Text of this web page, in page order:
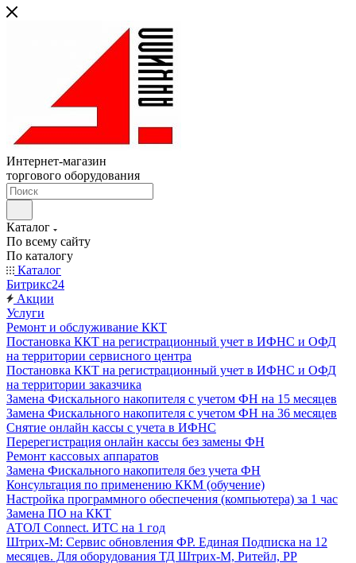
Интернет-магазин
торгового оборудования
Каталог
По всему сайту
По каталогу
Каталог
Битрикс24
Акции
Услуги
Ремонт и обслуживание ККТ
Постановка ККТ на регистрационный учет в ИФНС и ОФД
на территории сервисного центра
Постановка ККТ на регистрационный учет в ИФНС и ОФД
на территории заказчика
Замена Фискального накопителя с учетом ФН на 15 месяцев
Замена Фискального накопителя с учетом ФН на 36 месяцев
Снятие онлайн кассы с учета в ИФНС
Перерегистрация онлайн кассы без замены ФН
Ремонт кассовых аппаратов
Замена Фискального накопителя без учета ФН
Консультация по применению ККМ (обучение)
Настройка программного обеспечения (компьютера) за 1 час
Замена ПО на ККТ
АТОЛ Connect. ИТС на 1 год
Штрих-М: Сервис обновления ФР. Единая Подписка на 12
месяцев. Для оборудования ТД Штрих-М, Ритейл, РР